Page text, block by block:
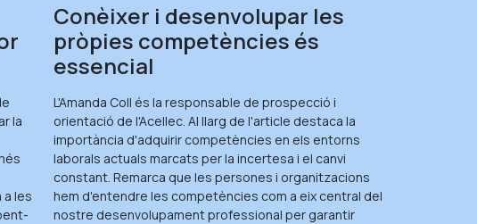
la
les
Conèixer i desenvolupar les
pròpies competències és
essencial
L'Amanda Coll és la responsable de prospecció i
orientació de l'Acellec. Al llarg de l'article destaca la
importància d'adquirir competències en els entorns
laborals actuals marcats per la incertesa i el canvi
constant. Remarca que les persones i organitzacions
hem d'entendre les competències com a eix central del
nostre desenvolupament professional per garantir